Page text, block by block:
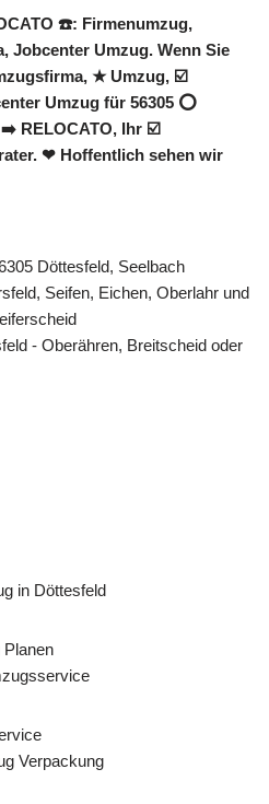
☎️: Firmenumzug,
Jobcenter Umzug. Wenn Sie
★ Umzug, ☑️
Umzug für 56305 ⭕
RELOCATO, Ihr ☑️
❤ Hoffentlich sehen wir